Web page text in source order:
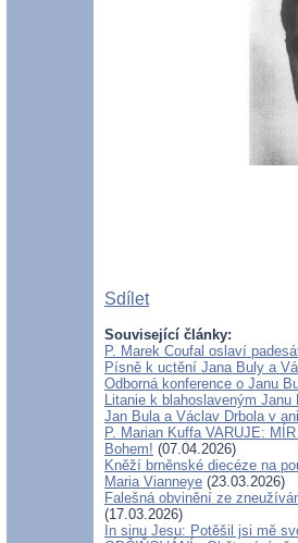
Sdílet
Související články:
P. Marek Coufal oslaví
Písně k uctění Jana Buly a
Odborná konference o Janu
Litanie k blahoslaveným
Jan Bula a Václav Drbola v
P. Marian Kuffa VARUJE:
Bohem! (07.04.2026)
Kněží brněnské diecéze na
Maria Vianneye (23.03.2026)
Falešná obvinění ze
(17.03.2026)
In sinu Jesu: Potěšil jsi mě